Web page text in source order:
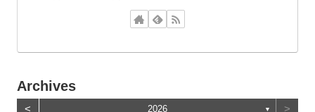
Archives
< 2026 ▼ >